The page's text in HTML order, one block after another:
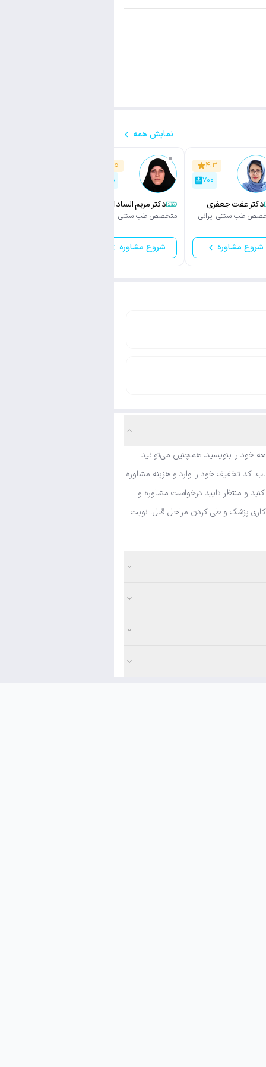
نمایش همه
۴.۳
۷۰۰
دکتر عفت جعفری
دهکردی
طب سنتی ایرانی
شروع مشاوره
۴.۵
۵۰۰
دکتر مریم السادات
پاک نژاد
متخصص طب سنتی ایرانی
شروع مشاوره
خود را بنویسید. همچنین می‌توانید
کد تخفیف خود را وارد و هزینه مشاوره
و منتظر تایید درخواست مشاوره و
کاری پزشک و طی کردن مراحل قبل، نوبت